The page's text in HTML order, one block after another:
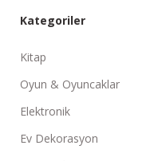
Kategoriler
Kitap
Oyun & Oyuncaklar
Elektronik
Ev Dekorasyon